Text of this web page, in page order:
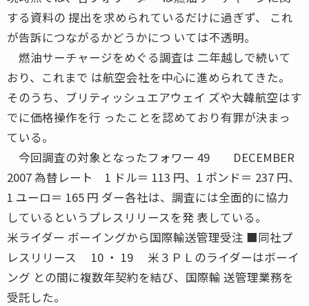
する資料の 提出を求められているだけに過ぎず、 これ
が告訴につながるかどうかにつ いては不透明。
燃油サーチャージをめぐる調査は 二年越しで続いて
おり、これまで は航空会社を中心に進められてきた。
そのうち、ブリティッシュエアウェイ ズや大韓航空はす
でに価格操作を行 ったことを認めており有罪が決まっ
ている。
今回調査の対象となったフォワー 49 DECEMBER
2007 為替レート 1 ドル＝ 113 円、1 ポンド＝ 237 円、
1 ユーロ＝ 165 円 ダー各社は、調査には全面的に協力
しているというプレスリリースを発 表している。
米ライダー ボーイングから国際輸送管理受注 ■同社プ
レスリリース 10 ・ 19 米３ＰＬのライダーはボーイ
ング との間に複数年契約を結び、国際輸 送管理業務を
受託した。